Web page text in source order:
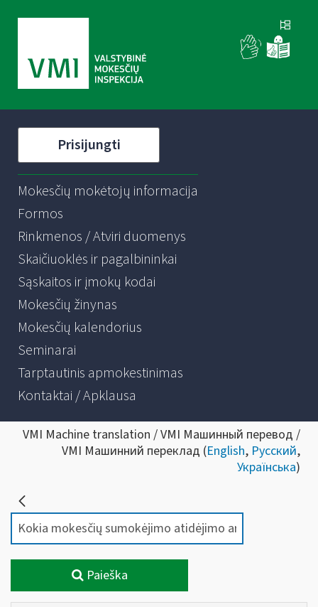
Prisijungti
Mokesčių mokėtojų informacija
Formos
Rinkmenos / Atviri duomenys
Skaičiuoklės ir pagalbininkai
Sąskaitos ir įmokų kodai
Mokesčių žinynas
Mokesčių kalendorius
Seminarai
Tarptautinis apmokestinimas
Kontaktai / Apklausa
VMI Machine translation / VMI Машинный перевод /
VMI Машинний переклад (English, Русский,
Українська)
Paieška